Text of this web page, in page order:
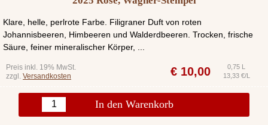
Klare, helle, perlrote Farbe. Filigraner Duft von roten
Johannisbeeren, Himbeeren und Walderdbeeren. Trocken, frische
Säure, feiner mineralischer Körper, ...
Preis inkl. 19% MwSt.
zzgl. Versandkosten € 10,00
0,75 L
13,33 €/L
In den Warenkorb